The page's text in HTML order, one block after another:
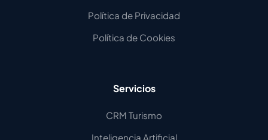
Política de Privacidad
Política de Cookies
Servicios
CRM Turismo
Inteligencia Artificial